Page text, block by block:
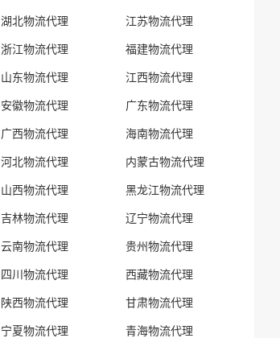
湖北物流代理 江苏物流代理
浙江物流代理 福建物流代理
山东物流代理 江西物流代理
安徽物流代理 广东物流代理
广西物流代理 海南物流代理
河北物流代理 内蒙古物流代理
山西物流代理 黑龙江物流代理
吉林物流代理 辽宁物流代理
云南物流代理 贵州物流代理
四川物流代理 西藏物流代理
陕西物流代理 甘肃物流代理
宁夏物流代理 青海物流代理